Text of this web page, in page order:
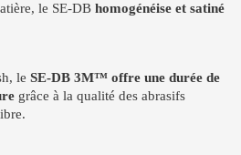
le SE-DB homogénéise et satiné
le SE-DB 3M™ offre une durée de
grâce à la qualité des abrasifs